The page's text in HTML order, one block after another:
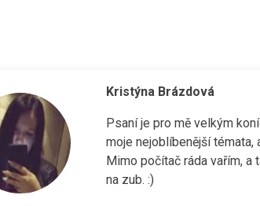
Kristýna Brázdová
Psaní je pro mě velkým
moje nejoblíbenější
Mimo počítač ráda vařím, a
na zub. :)